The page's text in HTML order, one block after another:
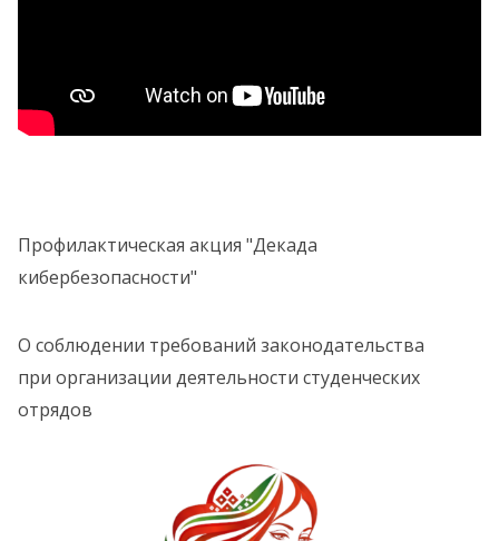
Профилактическая акция "Декада
кибербезопасности"
О соблюдении требований законодательства
при организации деятельности студенческих
отрядов